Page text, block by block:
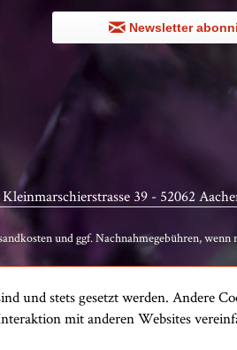
Newsletter
39 - 52062
und ggf. Nachnahmegebühren, wenn
und stets gesetzt werden. Andere
mit anderen Websites